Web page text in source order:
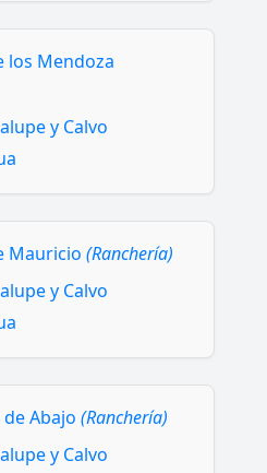
los Mendoza
y Calvo
Mauricio (Ranchería)
y Calvo
Abajo (Ranchería)
y Calvo